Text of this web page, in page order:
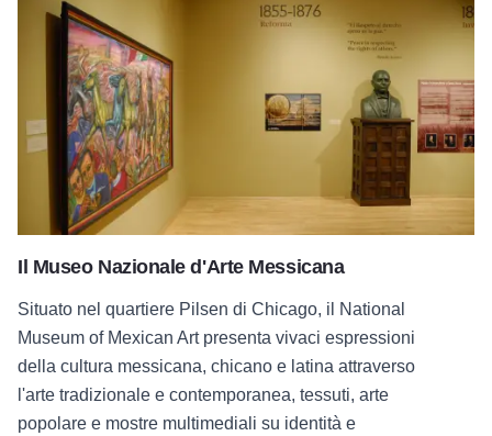
Il Museo Nazionale d'Arte Messicana
Situato nel quartiere Pilsen di Chicago, il National
Museum of Mexican Art presenta vivaci espressioni
della cultura messicana, chicano e latina attraverso
l'arte tradizionale e contemporanea, tessuti, arte
popolare e mostre multimediali su identità e
Il Museo Nazionale d'Arte Messicana